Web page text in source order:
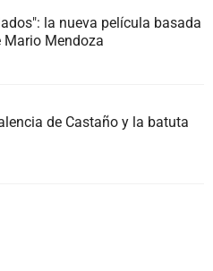
la nueva película basada
Mario Mendoza
de Castaño y la batuta